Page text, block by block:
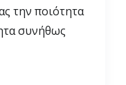
την ποιότητα
συνήθως